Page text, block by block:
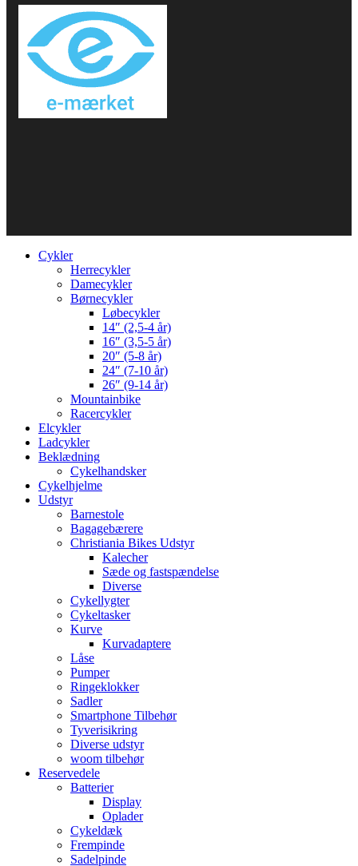
Cykler
Herrecykler
Damecykler
Børnecykler
Løbecykler
14″ (2,5-4 år)
16″ (3,5-5 år)
20″ (5-8 år)
24″ (7-10 år)
26″ (9-14 år)
Mountainbike
Racercykler
Elcykler
Ladcykler
Beklædning
Cykelhandsker
Cykelhjelme
Udstyr
Barnestole
Bagagebærere
Christiania Bikes Udstyr
Kalecher
Sæde og fastspændelse
Diverse
Cykellygter
Cykeltasker
Kurve
Kurvadaptere
Låse
Pumper
Ringeklokker
Sadler
Smartphone Tilbehør
Tyverisikring
Diverse udstyr
woom tilbehør
Reservedele
Batterier
Display
Oplader
Cykeldæk
Frempinde
Sadelpinde